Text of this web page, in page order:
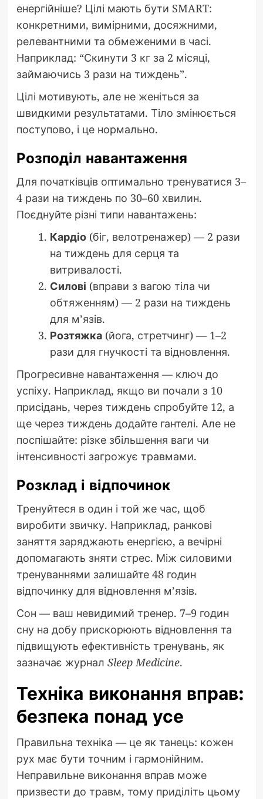
енергійніше? Цілі мають бути SMART:
конкретними, вимірними, досяжними,
релевантними та обмеженими в часі.
Наприклад: “Скинути 3 кг за 2 місяці,
займаючись 3 рази на тиждень”.
Цілі мотивують, але не женіться за
швидкими результатами. Тіло змінюється
поступово, і це нормально.
Розподіл навантаження
Для початківців оптимально тренуватися 3–
4 рази на тиждень по 30–60 хвилин.
Поєднуйте різні типи навантажень:
Кардіо(біг, велотренажер) — 2 рази
на тиждень для серця та
витривалості.
Силові (вправи з вагою тіла чи
обтяженням) — 2 рази на тиждень
для м’язів.
Розтяжка(йога, стретчинг) — 1–2
рази для гнучкості та відновлення.
Прогресивне навантаження — ключ до
успіху. Наприклад, якщо ви почали з 10
присідань, через тиждень спробуйте 12, а
ще через тиждень додайте гантелі. Але не
поспішайте: різке збільшення ваги чи
інтенсивності загрожує травмами.
Розклад і відпочинок
Тренуйтеся в один і той же час, щоб
виробити звичку. Наприклад, ранкові
заняття заряджають енергією, а вечірні
допомагають зняти стрес. Між силовими
тренуваннями залишайте 48 годин
відпочинку для відновлення м’язів.
Сон — ваш невидимий тренер. 7–9 годин
сну на добу прискорюють відновлення та
підвищують ефективність тренувань, як
зазначає журнал Sleep Medicine.
Техніка виконання вправ:
безпека понад усе
Правильна техніка — це як танець: кожен
рух має бути точним і гармонійним.
Неправильне виконання вправ може
призвести до травм, тому приділіть цьому